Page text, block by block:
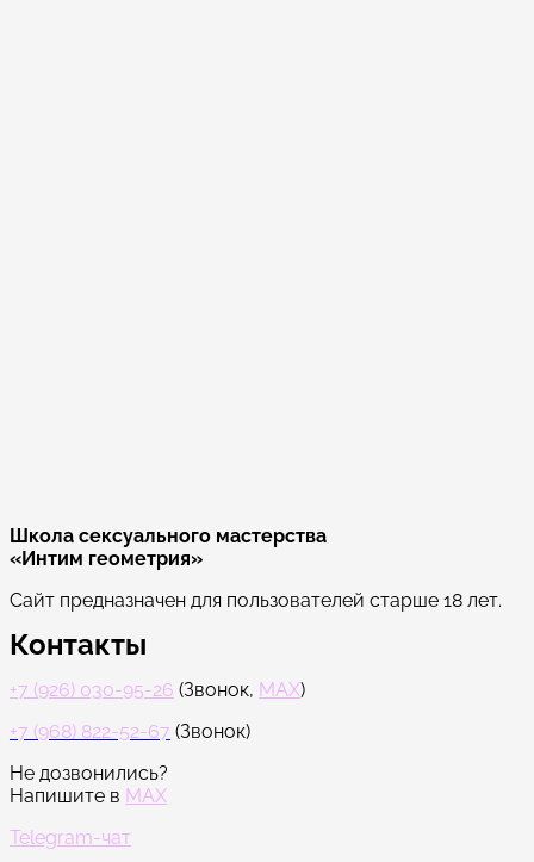
Школа сексуального мастерства
«Интим геометрия»
Сайт предназначен для пользователей старше 18 лет.
Контакты
+7 (926) 030-95-26 (Звонок, MAX)
+7 (968) 822-52-67 (Звонок)
Не дозвонились?
Напишите в MAX
Telegram-чат